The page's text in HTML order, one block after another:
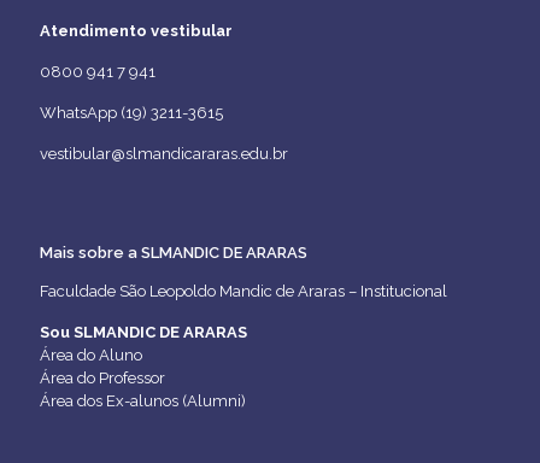
Atendimento vestibular
0800 941 7 941
WhatsApp (19) 3211-3615
vestibular@slmandicararas.edu.br
Mais sobre a SLMANDIC DE ARARAS
Faculdade São Leopoldo Mandic de Araras – Institucional
Sou SLMANDIC DE ARARAS
Área do Aluno
Área do Professor
Área dos Ex-alunos (Alumni)